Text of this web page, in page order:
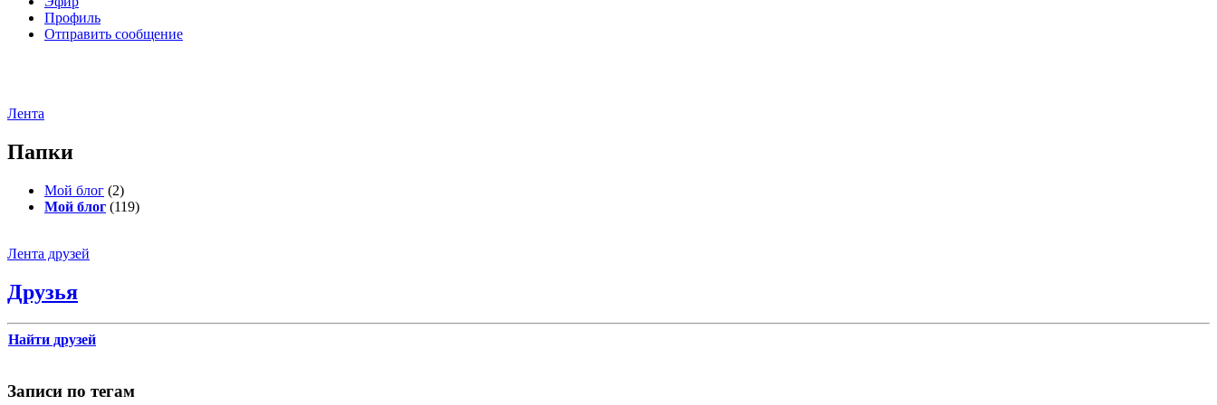
Профиль
Отправить сообщение
Лента
Папки
Мой блог (2)
Мой блог (119)
Лента друзей
Друзья
Найти друзей
Записи по тегам